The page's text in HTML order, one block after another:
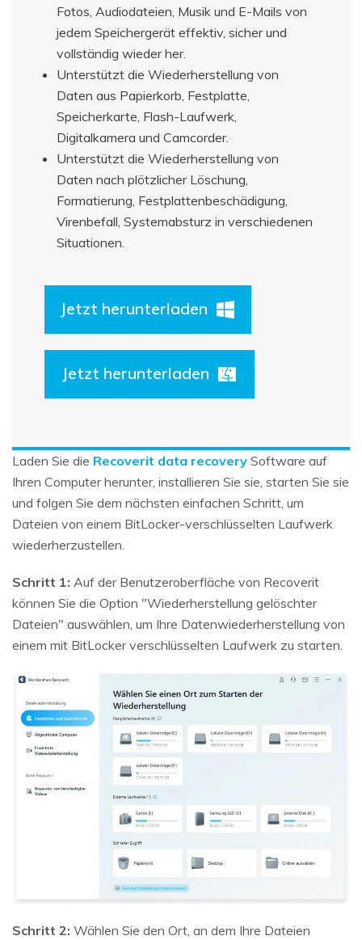
Fotos, Audiodateien, Musik und E-Mails von
jedem Speichergerät effektiv, sicher und
vollständig wieder her.
Unterstützt die Wiederherstellung von
Daten aus Papierkorb, Festplatte,
Speicherkarte, Flash-Laufwerk,
Digitalkamera und Camcorder.
Unterstützt die Wiederherstellung von
Daten nach plötzlicher Löschung,
Formatierung, Festplattenbeschädigung,
Virenbefall, Systemabsturz in verschiedenen
Situationen.
Jetzt herunterladen
Jetzt herunterladen
Laden Sie die Recoverit data recovery Software auf
Ihren Computer herunter, installieren Sie sie, starten Sie sie
und folgen Sie dem nächsten einfachen Schritt, um
Dateien von einem BitLocker-verschlüsselten Laufwerk
wiederherzustellen.
Schritt 1: Auf der Benutzeroberfläche von Recoverit
können Sie die Option "Wiederherstellung gelöschter
Dateien" auswählen, um Ihre Datenwiederherstellung von
einem mit BitLocker verschlüsselten Laufwerk zu starten.
Schritt 2: Wählen Sie den Ort, an dem Ihre Dateien